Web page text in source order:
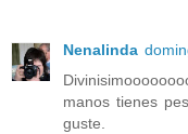
Nenalinda
manos tienes
guste.